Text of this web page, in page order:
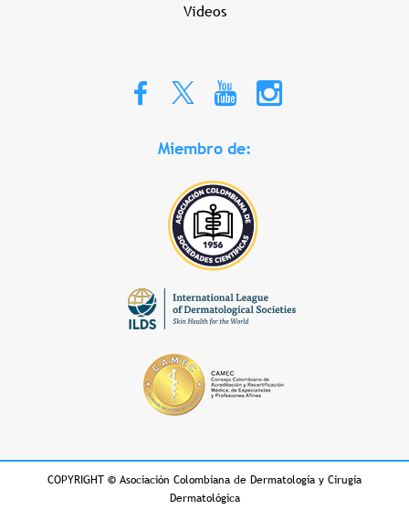
Videos
Miembro de:
COPYRIGHT © Asociación Colombiana de Dermatología y Cirugía
Dermatológica